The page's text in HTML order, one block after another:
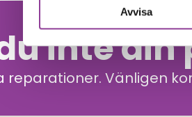
Avvisa
inte din
reparationer. Vänligen